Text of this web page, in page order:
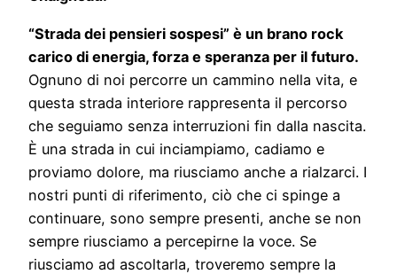
“Strada dei pensieri sospesi” è un brano rock
carico di energia, forza e speranza per il futuro.
Ognuno di noi percorre un cammino nella vita, e
questa strada interiore rappresenta il percorso
che seguiamo senza interruzioni fin dalla nascita.
È una strada in cui inciampiamo, cadiamo e
proviamo dolore, ma riusciamo anche a rialzarci. I
nostri punti di riferimento, ciò che ci spinge a
continuare, sono sempre presenti, anche se non
sempre riusciamo a percepirne la voce. Se
riusciamo ad ascoltarla, troveremo sempre la